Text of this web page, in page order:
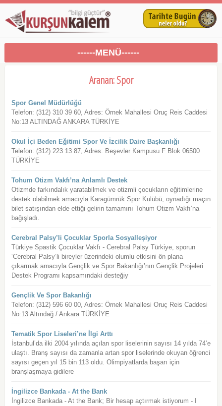
------MENÜ------
Aranan: Spor
Spor Genel Müdürlüğü
Telefon: (312) 310 39 60, Adres: Örnek Mahallesi Oruç Reis Caddesi
No:13 ALTINDAĞ ANKARA TÜRKİYE
Okul İçi Beden Eğitimi Spor Ve İzcilik Daire Başkanlığı
Telefon: (312) 223 13 87, Adres: Beşevler Kampusu F Blok 06500
TÜRKİYE
Tohum Otizm Vakfı’na Anlamlı Destek
Otizmde farkındalık yaratabilmek ve otizmli çocukların eğitimlerine
destek olabilmek amacıyla Karagümrük Spor Kulübü, oynadığı maçın
bilet satışından elde ettiği gelirin tamamını Tohum Otizm Vakfı’na
bağışladı.
Cerebral Palsy’li Çocuklar Sporla Sosyalleşiyor
Türkiye Spastik Çocuklar Vakfı - Cerebral Palsy Türkiye, sporun
‘Cerebral Palsy’li bireyler üzerindeki olumlu etkisini ön plana
çıkarmak amacıyla Gençlik ve Spor Bakanlığı’nın Gençlik Projeleri
Destek Programı kapsamındaki desteğiy
Gençlik Ve Spor Bakanlığı
Telefon: (312) 596 60 00, Adres: Örnek Mahallesi Oruç Reis Caddesi
No:13 Altındağ / Ankara TÜRKİYE
Tematik Spor Liseleri’ne İlgi Arttı
İstanbul’da ilki 2004 yılında açılan spor liselerinin sayısı 14 yılda 74’e
ulaştı. Branş sayısı da zamanla artan spor liselerinde okuyan öğrenci
sayısı geçen yıl 15 bin 113 oldu. Olimpiyatlarda başarı için
branşlaşmaya gidilere
İngilizce Bankada - At the Bank
İngilizce Bankada - At the Bank; Bir hesap açtırmak istiyorum - I